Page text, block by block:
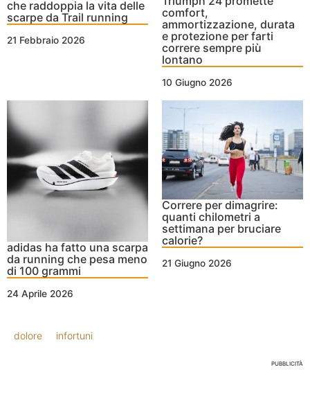
che raddoppia la vita delle
scarpe da Trail running
21 Febbraio 2026
comfort,
ammortizzazione, durata
e protezione per farti
correre sempre più
lontano
10 Giugno 2026
adidas ha fatto una scarpa
da running che pesa meno
di 100 grammi
24 Aprile 2026
Correre per dimagrire:
quanti chilometri a
settimana per bruciare
calorie?
21 Giugno 2026
dolore infortuni
PUBBLICITÀ